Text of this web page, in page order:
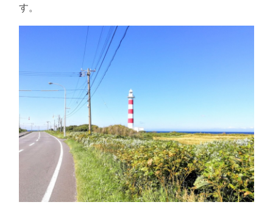
す。